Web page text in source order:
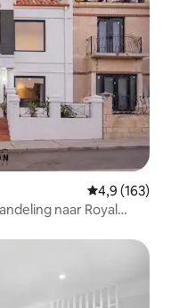
Gemiddelde
4,9 (163)
naar Royal